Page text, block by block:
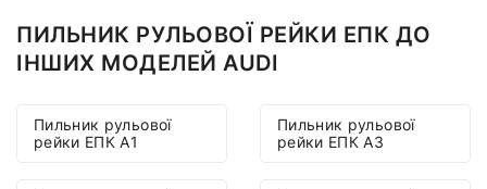
ПИЛЬНИК РУЛЬОВОЇ РЕЙКИ ЕПК ДО
ІНШИХ МОДЕЛЕЙ AUDI
Пильник рульової
рейки ЕПК A1
Пильник рульової
рейки ЕПК A3